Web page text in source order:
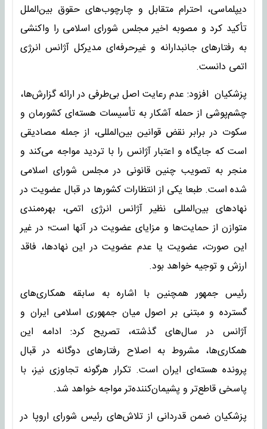
دیپلماسی، احترام متقابل و چارچوب‌های حقوق بین‌الملل
تأکید کرد و مصوبه اخیر مجلس شورای اسلامی را واکنشی
به رفتارهای جانبدارانه و غیرحرفه‌ای مدیرکل آژانس انرژی
اتمی دانست.
پزشکیان افزود: عدم رعایت اصل بی‌طرفی در ارائه گزارش‌ها،
چشم‌پوشی از حمله آشکار به تأسیسات هسته‌ای کشورمان و
سکوت در برابر نقض قوانین بین‌المللی، از جمله مصادیقی
است که جایگاه و اعتبار آژانس را با تردید مواجه می‌کند و
منجر به تصویب چنین قانونی در مجلس شورای اسلامی
شده است. طبعا یکی از انتظارات کشورها در قبال عضویت در
نهادهای بین‌المللی نظیر آژانس انرژی اتمی، بهره‌مندی
متوازن از حمایت‌ها و مزایای عضویت در آنها است؛ در غیر
این صورت، عضویت یا عدم عضویت در این نهادها، فاقد
ارزش و توجیه خواهد بود.
رئیس جمهور همچنین با اشاره به سابقه همکاری‌های
گسترده و مبتنی بر اصول میان جمهوری اسلامی ایران و
آژانس در سال‌های گذشته، تصریح کرد: ادامه این
همکاری‌ها، مشروط به اصلاح رفتارهای دوگانه در قبال
پرونده هسته‌ای ایران است. تکرار هرگونه تجاوزی نیز، با
پاسخی قاطع‌تر و پشیمان‌کننده‌تر مواجه خواهد شد.
پزشکیان ضمن قدردانی از تلاش‌های رئیس شورای اروپا در